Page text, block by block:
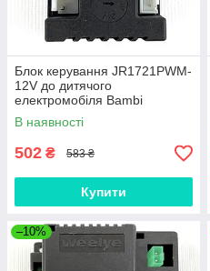
Блок керування JR1721PWM-
12V до дитячого
електромобіля Bambi
В наявності
502 ₴ 583 ₴
Купити
–10%